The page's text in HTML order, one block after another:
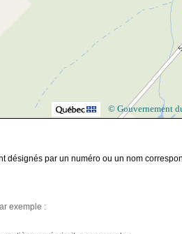
© Gouvernement
désignés par un numéro ou un nom
exemple :